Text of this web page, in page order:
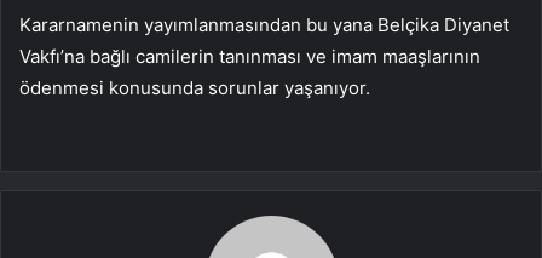
Kararnamenin yayımlanmasından bu yana Belçika Diyanet
Vakfı’na bağlı camilerin tanınması ve imam maaşlarının
ödenmesi konusunda sorunlar yaşanıyor.